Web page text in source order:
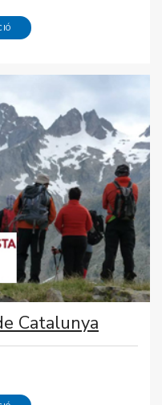
Catalunya